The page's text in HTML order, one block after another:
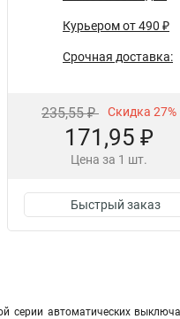
Курьером от 490 ₽
Срочная доставка:
235,55 ₽ Скидка 27%
171,95 ₽
Цена за 1 шт.
Быстрый заказ
автоматических